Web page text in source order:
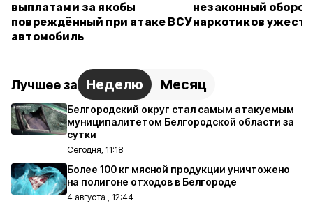
выплатами за якобы
повреждённый при атаке ВСУ
автомобиль
незаконный оборот
наркотиков
Лучшее за Неделю Месяц
Белгородский округ стал самым атакуемым
муниципалитетом Белгородской области за
сутки
Сегодня, 11:18
Более 100 кг мясной продукции уничтожено
на полигоне отходов в Белгороде
4 августа , 12:44